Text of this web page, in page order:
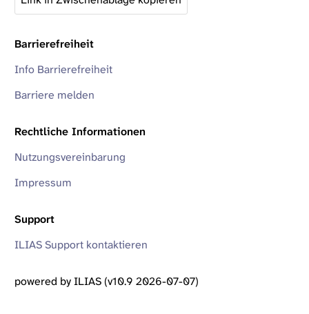
Barrierefreiheit
Info Barrierefreiheit
Barriere melden
Rechtliche Informationen
Nutzungsvereinbarung
Impressum
Support
ILIAS Support kontaktieren
powered by ILIAS (v10.9 2026-07-07)